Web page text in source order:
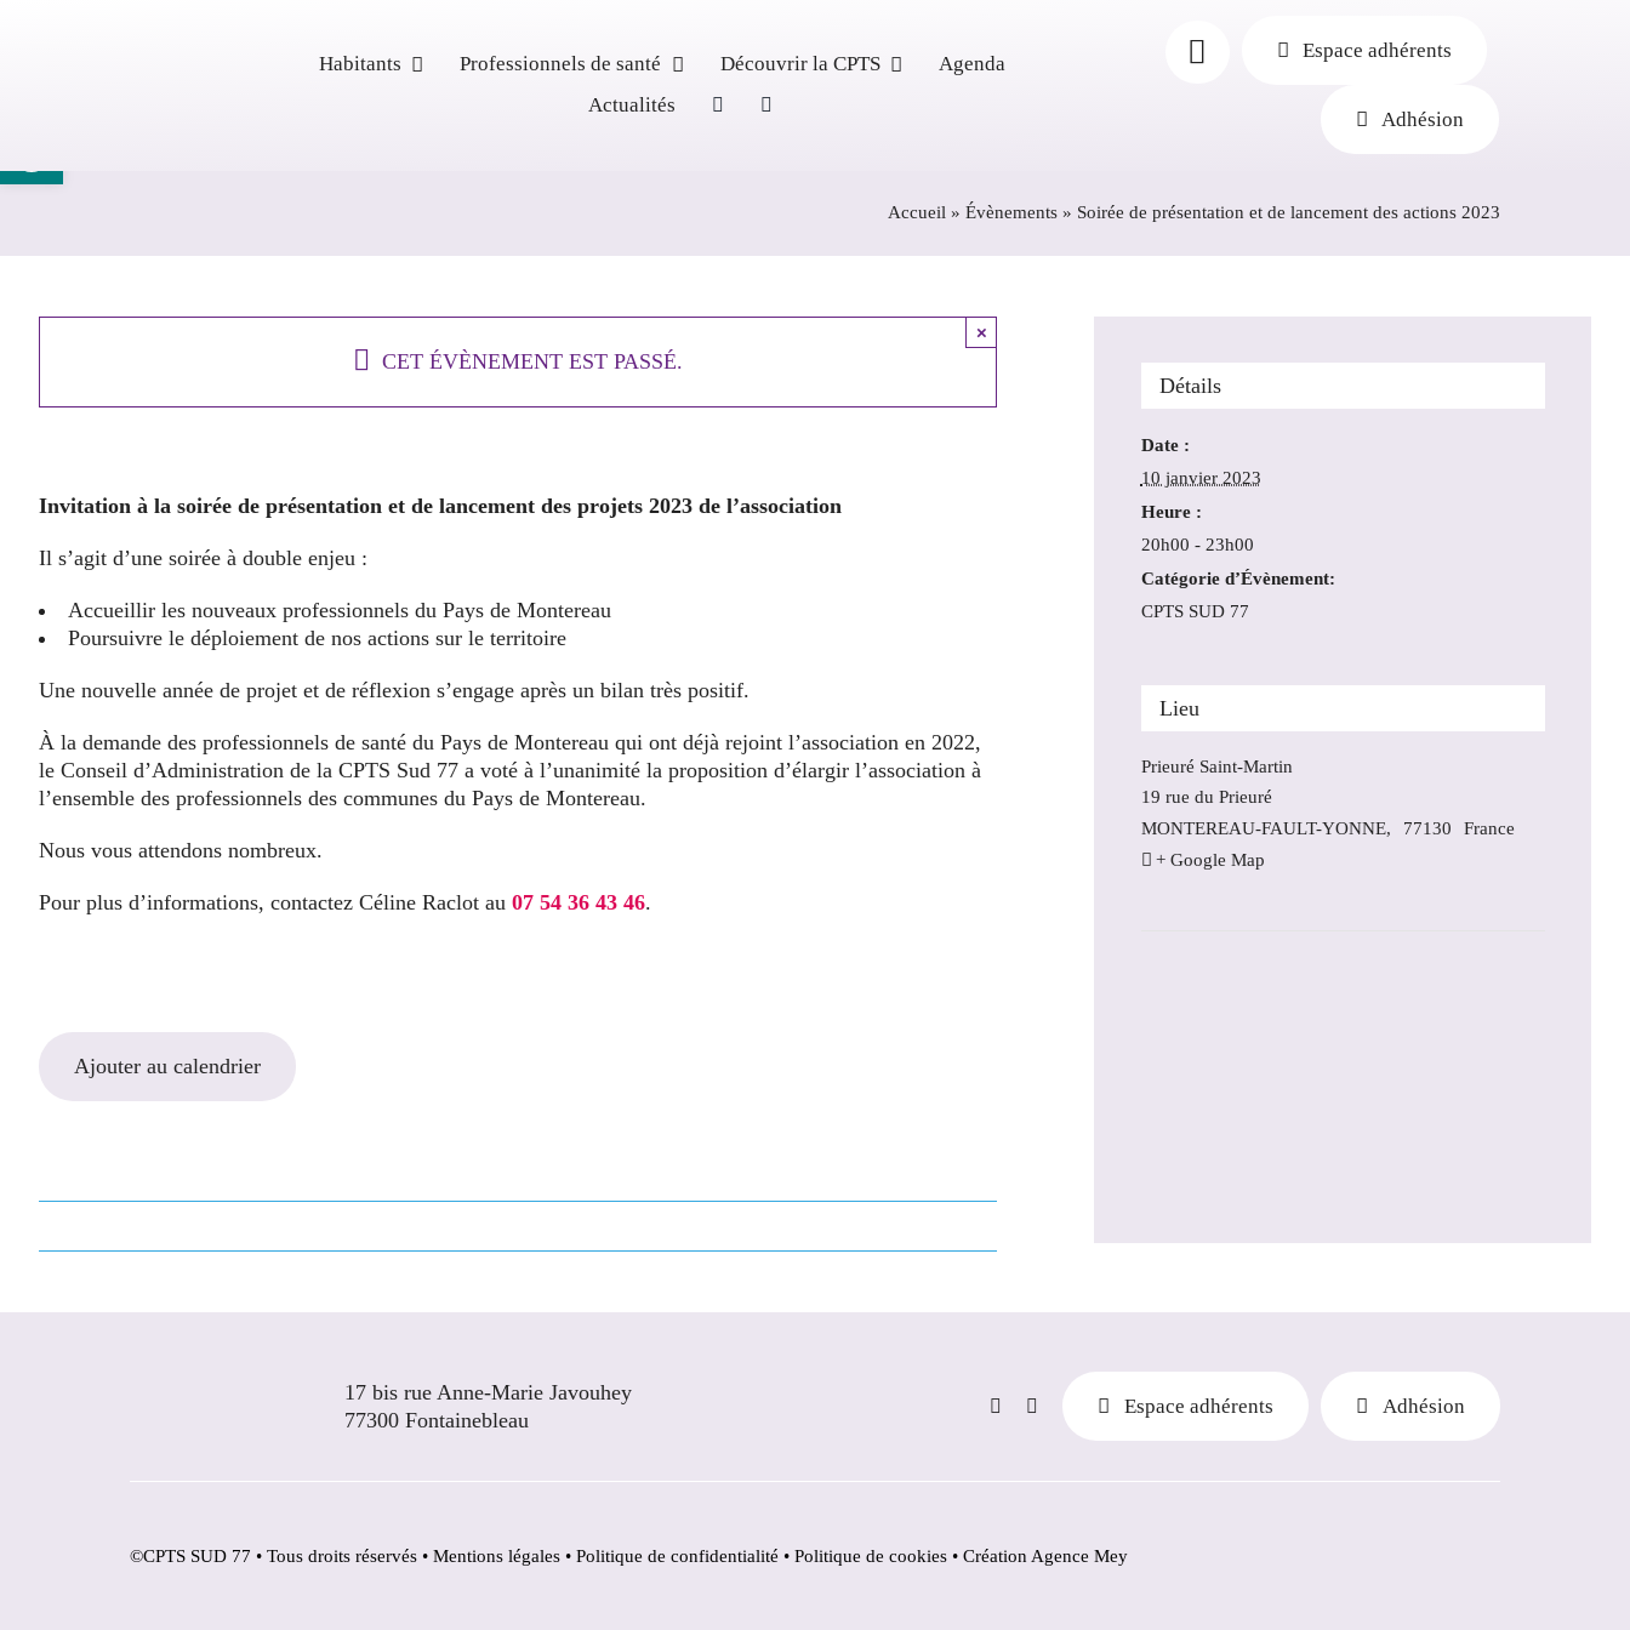
Habitants Professionnels de santé Découvrir la CPTS
Agenda
Actualités
Espace adhérents
Adhésion
Accueil» Évènements» Soirée de présentation et de lancement des actions 2023
CET ÉVÈNEMENT EST PASSÉ.
×
Soirée de présentation et de lancement
des actions 2023
Invitation à la soirée de présentation et de lancement des projets 2023 de l’association
Il s’agit d’une soirée à double enjeu :
Accueillir les nouveaux professionnels du Pays de Montereau
Poursuivre le déploiement de nos actions sur le territoire
Une nouvelle année de projet et de réflexion s’engage après un bilan très positif.
À la demande des professionnels de santé du Pays de Montereau qui ont déjà rejoint l’association en 2022,
le Conseil d’Administration de la CPTS Sud 77 a voté à l’unanimité la proposition d’élargir l’association à
l’ensemble des professionnels des communes du Pays de Montereau.
Nous vous attendons nombreux.
Pour plus d’informations, contactez Céline Raclot au 07 54 36 43 46.
Ajouter au calendrier
Détails
Date :
10 janvier 2023
Heure :
20h00 - 23h00
Catégorie d’Évènement:
CPTS SUD 77
Lieu
Prieuré Saint-Martin
19 rue du Prieuré
MONTEREAU-FAULT-YONNE, 77130
France
+ Google Map
17 bis rue Anne-Marie Javouhey
77300 Fontainebleau
Espace adhérents Adhésion
©CPTS SUD 77 • Tous droits réservés •Mentions légales •Politique de confidentialité •Politique de cookies • Création Agence Mey